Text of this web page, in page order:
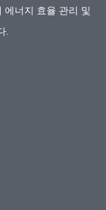
에너지 효율 관리 및
.